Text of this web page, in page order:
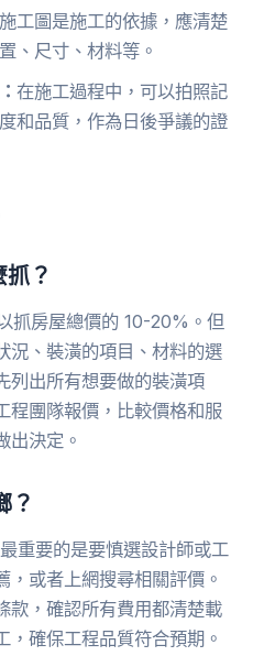
施工圖是施工的依據，應清楚
、尺寸、材料等。
在施工過程中，可以拍照記
和品質，作為日後爭議的證
？
抓房屋總價的 10-20%。但
況、裝潢的項目、材料的選
列出所有想要做的裝潢項
程團隊報價，比較價格和服
出決定。
？
重要的是要慎選設計師或工
或者上網搜尋相關評價。
款，確認所有費用都清楚載
，確保工程品質符合預期。